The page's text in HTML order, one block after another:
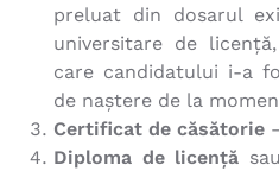
preluat din dosarul
universitare de
care candidatului i-a
de naștere de la
Certificat de căsătorie
Diploma de licență